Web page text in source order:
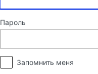
Пароль
Запомнить меня